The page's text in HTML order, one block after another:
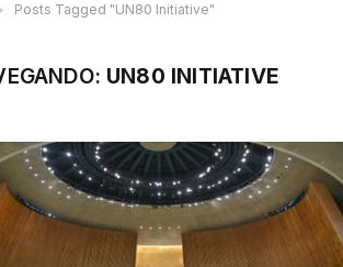
Posts Tagged "UN80 Initiative"
UN80 INITIATIVE